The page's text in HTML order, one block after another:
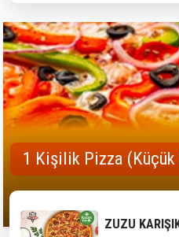
1 Kişilik Pizza
ZUZU